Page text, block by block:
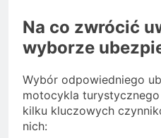
Na co zwrócić
wyborze
Wybór odpowiedniego
motocykla
kilku kluczowych
nich: